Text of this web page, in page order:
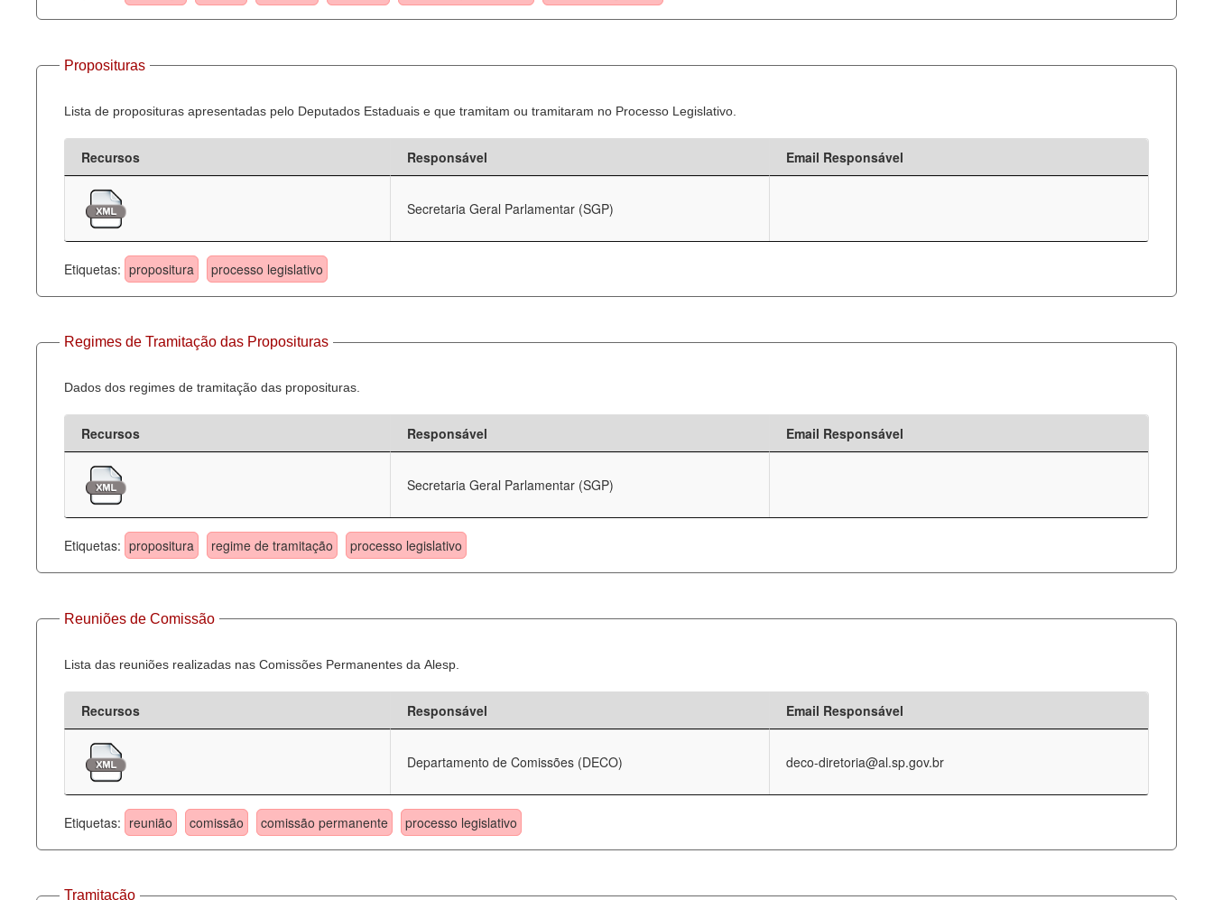
Proposituras
Lista de proposituras apresentadas pelo Deputados Estaduais e que tramitam ou tramitaram no Processo Legislativo.
Recursos Responsável Email Responsável
Secretaria Geral Parlamentar (SGP)
Etiquetas: propositura processo legislativo
Regimes de Tramitação das Proposituras
Dados dos regimes de tramitação das proposituras.
Recursos Responsável Email Responsável
Secretaria Geral Parlamentar (SGP)
Etiquetas: propositura regime de tramitação processo legislativo
Reuniões de Comissão
Lista das reuniões realizadas nas Comissões Permanentes da Alesp.
Recursos Responsável Email Responsável
Departamento de Comissões (DECO) deco-diretoria@al.sp.gov.br
Etiquetas: reunião comissão comissão permanente processo legislativo
Tramitação